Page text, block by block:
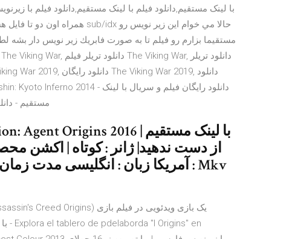
مستقيما بزارم رو فيلم تا به صورت فابريك زير نويس دار بشه
مستقیم - دانلود